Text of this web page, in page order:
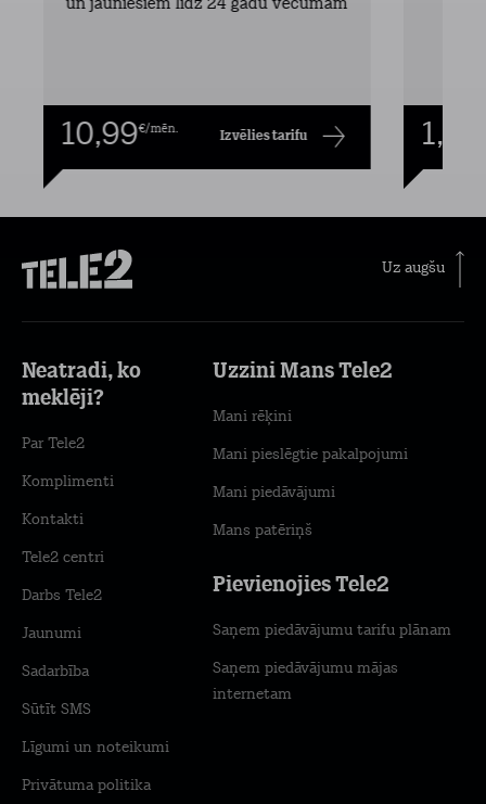
un jauniešiem līdz 24 gadu vecumam
10,99€/mēn. Izvēlies tarifu 1,00
Uz augšu
Neatradi, ko
meklēji?
Par Tele2
Komplimenti
Kontakti
Tele2 centri
Darbs Tele2
Jaunumi
Sadarbība
Sūtīt SMS
Līgumi un noteikumi
Privātuma politika
Uzzini Mans Tele2
Mani rēķini
Mani pieslēgtie pakalpojumi
Mani piedāvājumi
Mans patēriņš
Pievienojies Tele2
Saņem piedāvājumu tarifu plānam
Saņem piedāvājumu mājas
internetam